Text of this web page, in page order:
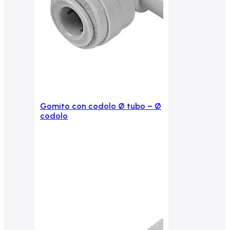
Aggiungi al carrello
Gomito con codolo Ø tubo – Ø
codolo